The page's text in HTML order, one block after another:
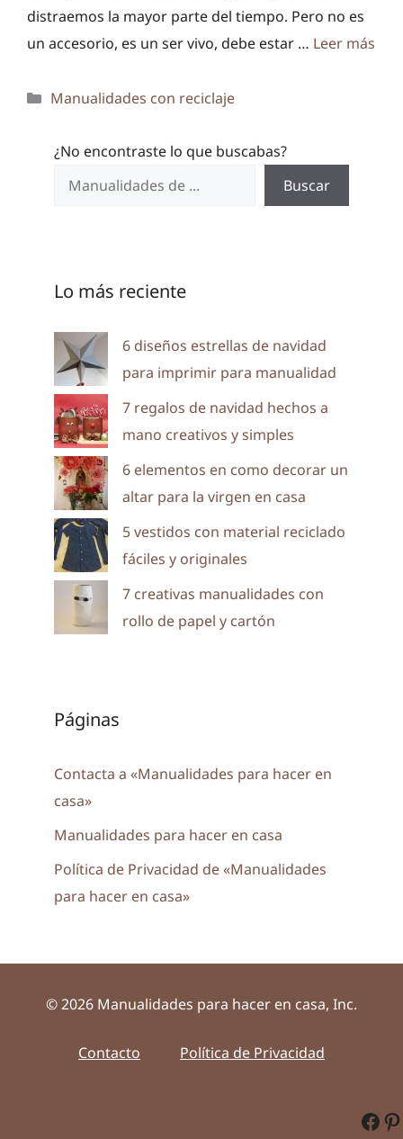
distraemos la mayor parte del tiempo. Pero no es
un accesorio, es un ser vivo, debe estar … Leer más
Categorías
Manualidades con reciclaje
¿No encontraste lo que buscabas?
Buscar
Lo más reciente
6 diseños estrellas de navidad
para imprimir para manualidad
7 regalos de navidad hechos a
mano creativos y simples
6 elementos en como decorar un
altar para la virgen en casa
5 vestidos con material reciclado
fáciles y originales
7 creativas manualidades con
rollo de papel y cartón
Páginas
Contacta a «Manualidades para hacer en
casa»
Manualidades para hacer en casa
Política de Privacidad de «Manualidades
para hacer en casa»
© 2026 Manualidades para hacer en casa, Inc.
Contacto Política de Privacidad